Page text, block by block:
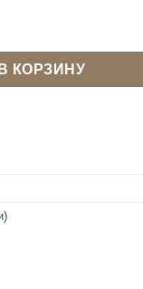
для ткани. кожи 9
В КОРЗИНУ